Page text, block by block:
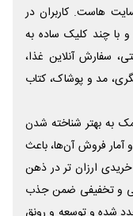
‌هاست. کاربران در
و با چند کلیک ساده به
سفارش آنلاین غذا،
مد و پوشاک، کتاب
به بهتر شناخته شدن
آمار فروش آن‌ها، باعث
ارزان تر در ذهن
و تخفیفی ضمن جذب